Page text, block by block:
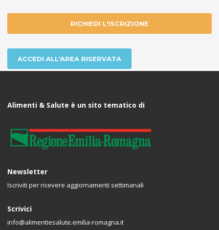
RICHIEDI L'ISCRIZIONE
ACCEDI ALL'AREA RISERVATA
Alimenti & Salute è un sito tematico di
Newsletter
Iscriviti per ricevere aggiornamenti settimanali
Scrivici
info@alimentiesalute.emilia-romagna.it